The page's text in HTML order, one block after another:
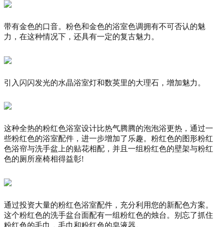
带有金色的口音。 粉色和金色的浴室色调拥有不可否认的魅
力，在这种情况下，还具有一定的复古魅力。
引入闪闪发光的水晶浴室灯和数英里的大理石，增加魅力。
这种全热的粉红色浴室设计比热气腾腾的泡泡浴更热，通过一
些粉红色的浴室配件，进一步增加了乐趣。 粉红色的图形粉红
色浴帘与洗手盆上的贴花相配，并且一组粉红色的壁架与粉红
色的厕所座椅相得益彰!
通过投资大量的粉红色浴室配件，充分利用您的新配色方案。
这个粉红色的洗手盆台面配有一组粉红色的烛台。 别忘了抓住
粉红色的毛巾，毛巾和粉红色的皂液器。